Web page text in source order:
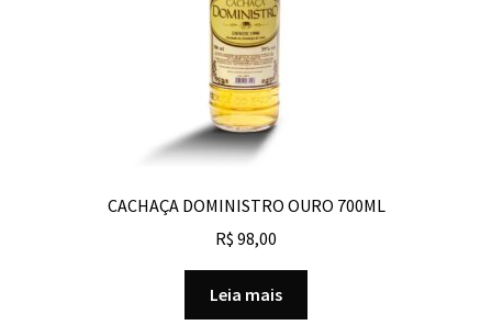
CACHAÇA DOMINISTRO OURO 700ML
R$ 98,00
Leia mais